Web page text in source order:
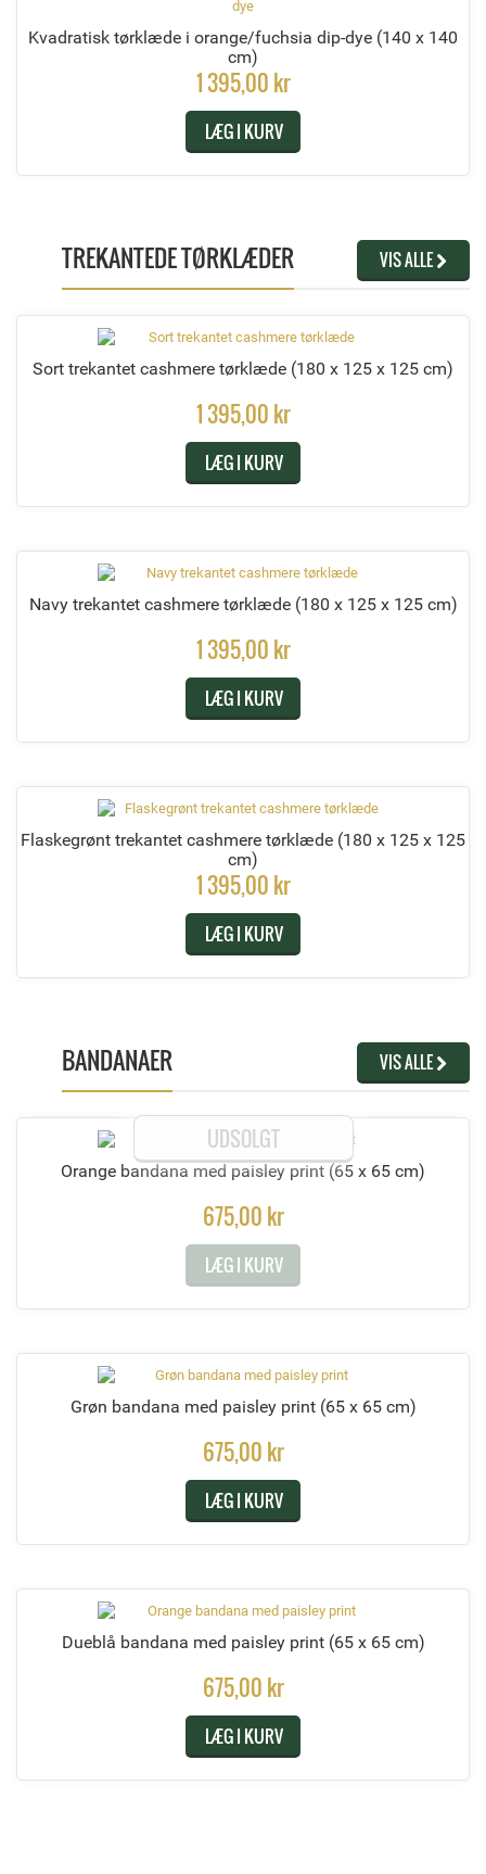
Kvadratisk tørklæde i orange/fuchsia dip-dye (140 x 140
cm)
1 395,00 kr
LÆG I KURV
TREKANTEDE TØRKLÆDER VIS ALLE
Sort trekantet cashmere tørklæde (180 x 125 x 125 cm)
1 395,00 kr
LÆG I KURV
Navy trekantet cashmere tørklæde (180 x 125 x 125 cm)
1 395,00 kr
LÆG I KURV
Flaskegrønt trekantet cashmere tørklæde (180 x 125 x 125
cm)
1 395,00 kr
LÆG I KURV
BANDANAER VIS ALLE
UDSOLGT
Orange bandana med paisley print (65 x 65 cm)
675,00 kr
LÆG I KURV
Grøn bandana med paisley print (65 x 65 cm)
675,00 kr
LÆG I KURV
Dueblå bandana med paisley print (65 x 65 cm)
675,00 kr
LÆG I KURV